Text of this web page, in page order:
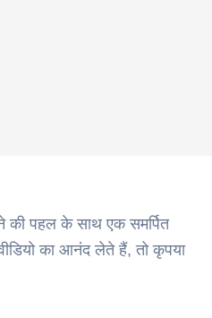
की पहल के साथ एक समर्पित
का आनंद लेते हैं, तो कृपया